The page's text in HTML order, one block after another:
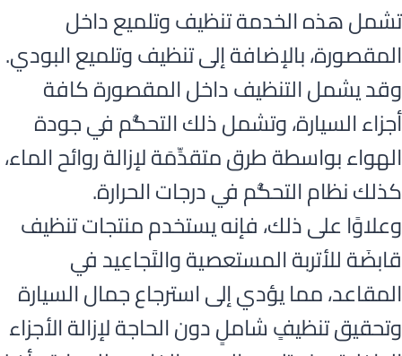
تشمل هذه الخدمة تنظيف وتلميع داخل
المقصورة، بالإضافة إلى تنظيف وتلميع البودي.
وقد يشمل التنظيف داخل المقصورة كافة
أجزاء السيارة، وتشمل ذلك التحكُّم في جودة
الهواء بواسطة طرق متقدِّمَة لإزالة روائح الماء،
كذلك نظام التحكُّم في درجات الحرارة.
وعلاوًا على ذلك، فإنه يستخدم منتجات تنظيف
قابضَة للأتربة المستعصية والتَجاعِيد في
المقاعد، مما يؤدي إلى استرجاع جمال السيارة
وتحقيق تنظيفٍ شاملٍ دون الحاجة لإزالة الأجزاء